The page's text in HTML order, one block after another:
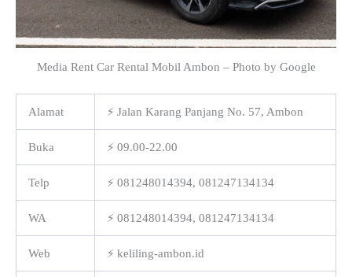
Media Rent Car Rental Mobil Ambon – Photo by Google
Alamat ⚡ Jalan Karang Panjang No. 57, Ambon
Buka ⚡ 09.00-22.00
Telp ⚡ 081248014394, 081247134134
WA ⚡ 081248014394, 081247134134
Web ⚡ keliling-ambon.id